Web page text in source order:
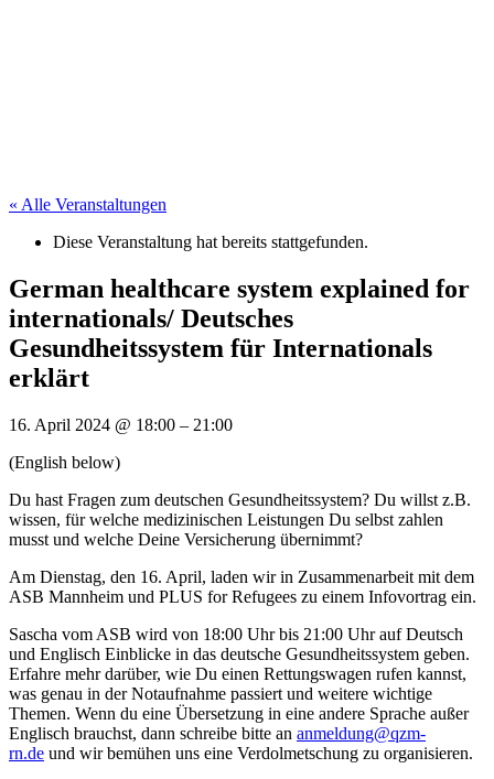
« Alle Veranstaltungen
Diese Veranstaltung hat bereits stattgefunden.
German healthcare system explained for
internationals/ Deutsches
Gesundheitssystem für Internationals
erklärt
16. April 2024 @ 18:00 – 21:00
(English below)
Du hast Fragen zum deutschen Gesundheitssystem? Du willst z.B.
wissen, für welche medizinischen Leistungen Du selbst zahlen
musst und welche Deine Versicherung übernimmt?
Am Dienstag, den 16. April, laden wir in Zusammenarbeit mit dem
ASB Mannheim und PLUS for Refugees zu einem Infovortrag ein.
Sascha vom ASB wird von 18:00 Uhr bis 21:00 Uhr auf Deutsch
und Englisch Einblicke in das deutsche Gesundheitssystem geben.
Erfahre mehr darüber, wie Du einen Rettungswagen rufen kannst,
was genau in der Notaufnahme passiert und weitere wichtige
Themen. Wenn du eine Übersetzung in eine andere Sprache außer
Englisch brauchst, dann schreibe bitte an anmeldung@qzm-
rn.de und wir bemühen uns eine Verdolmetschung zu organisieren.